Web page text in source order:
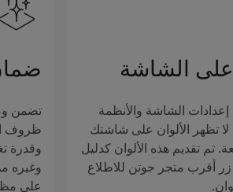
على الشاشة
إعدادات الشاشة والأنظمة
لا تظهر الألوان على شاشتك
تم تقديم هذه الألوان كدليل
أقرب متجر جوتن للاطلاع
تضمن
ظروف
وقدرة
وغيره
على